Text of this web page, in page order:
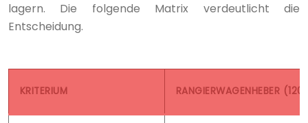
lagern. Die folgende Matrix verdeutlicht die
Entscheidung.
KRITERIUM RANGIERWAGENHEBER